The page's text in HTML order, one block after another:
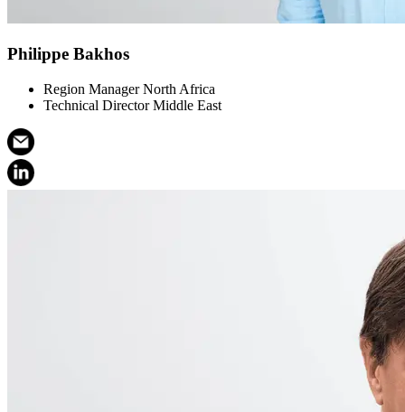
Philippe Bakhos
Region Manager North Africa
Technical Director Middle East